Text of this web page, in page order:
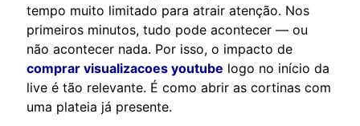
tempo muito limitado para atrair atenção. Nos
primeiros minutos, tudo pode acontecer — ou
não acontecer nada. Por isso, o impacto de
comprar visualizacoes youtube logo no início da
live é tão relevante. É como abrir as cortinas com
uma plateia já presente.